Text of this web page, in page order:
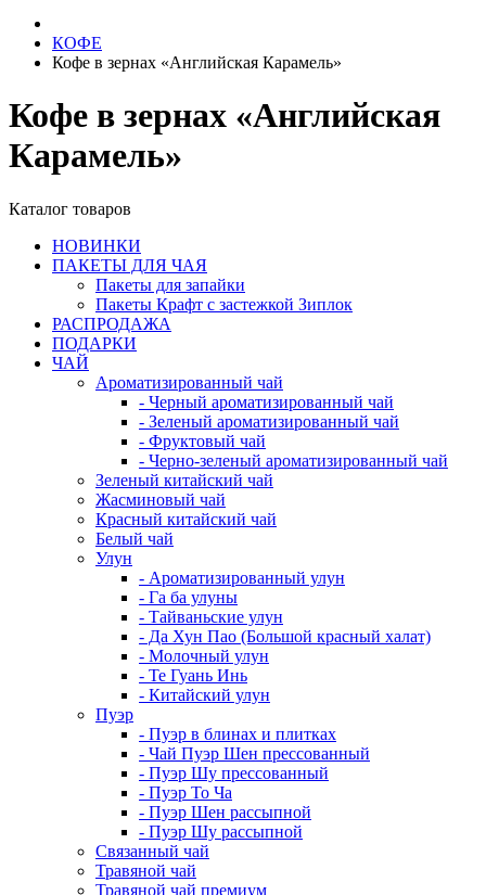
КОФЕ
Кофе в зернах «Английская Карамель»
Кофе в зернах «Английская
Карамель»
Каталог товаров
НОВИНКИ
ПАКЕТЫ ДЛЯ ЧАЯ
Пакеты для запайки
Пакеты Крафт с застежкой Зиплок
РАСПРОДАЖА
ПОДАРКИ
ЧАЙ
Ароматизированный чай
- Черный ароматизированный чай
- Зеленый ароматизированный чай
- Фруктовый чай
- Черно-зеленый ароматизированный чай
Зеленый китайский чай
Жасминовый чай
Красный китайский чай
Белый чай
Улун
- Ароматизированный улун
- Га ба улуны
- Тайваньские улун
- Да Хун Пао (Большой красный халат)
- Молочный улун
- Те Гуань Инь
- Китайский улун
Пуэр
- Пуэр в блинах и плитках
- Чай Пуэр Шен прессованный
- Пуэр Шу прессованный
- Пуэр То Ча
- Пуэр Шен рассыпной
- Пуэр Шу рассыпной
Связанный чай
Травяной чай
Травяной чай премиум